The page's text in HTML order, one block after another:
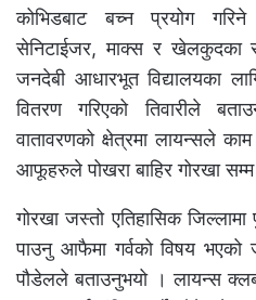
कोभिडबाट बच्न प्रयोग गरिने
सेनिटाईजर, माक्स र खेलकुदका
जनदेबी आधारभूत विद्यालयका
वितरण गरिएको तिवारीले
वातावरणको क्षेत्रमा लायन्सले काम
आफूहरुले पोखरा बाहिर गोरखा
गोरखा जस्तो एतिहासिक
पाउनु आफैमा गर्वको विषय भएको
पौडेलले बताउनुभयो । लायन्स